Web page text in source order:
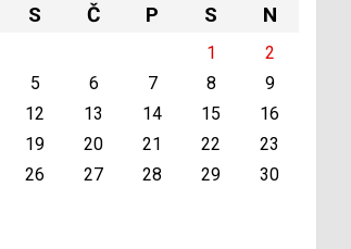
S Č P S N
1
2
5 6 7 8
9
12 13 14 15
16
19 20 21 22
23
26 27 28 29
30